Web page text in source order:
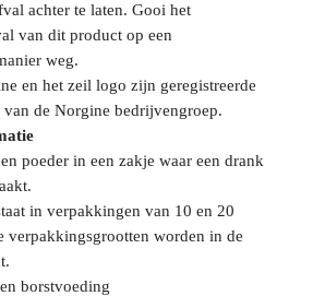
achter te laten. Gooi het
van dit product op een
weg.
en het zeil logo zijn geregistreerde
van de Norgine bedrijvengroep.
poeder in een zakje waar een drank
in verpakkingen van 10 en 20
verpakkingsgrootten worden in de
borstvoeding